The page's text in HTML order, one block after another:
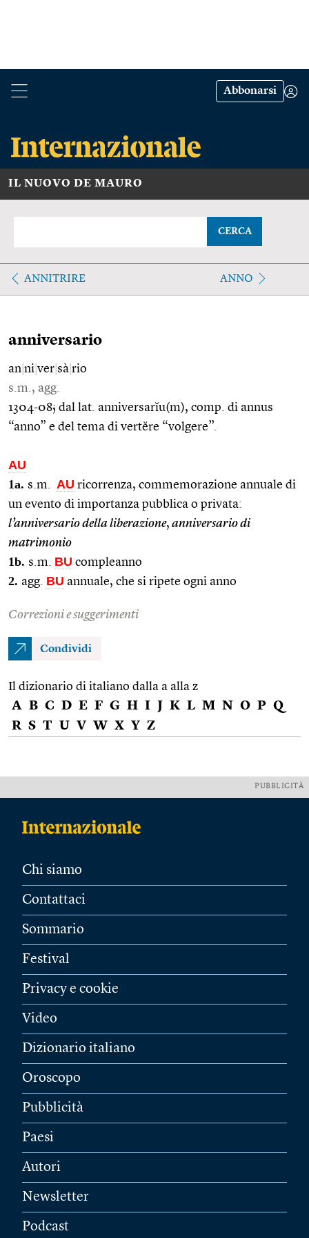
Abbonarsi
IL NUOVO DE MAURO
CERCA
ANNITRIRE ANNO
anniversario
an ni ver sà rio
s.m., agg.
1304-08; dal lat. anniversarĭu(m), comp. di annus
“anno” e del tema di vertĕre “volgere”.
AU
1a. s.m. AU ricorrenza, commemorazione annuale di
un evento di importanza pubblica o privata:
l’anniversario della liberazione, anniversario di
matrimonio
1b. s.m. BU compleanno
2. agg. BU annuale, che si ripete ogni anno
Correzioni e suggerimenti
Condividi
Il dizionario di italiano dalla a alla z
A B C D E F G H I J K L M N O P Q
R S T U V W X Y Z
PUBBLICITÀ
Chi siamo
Contattaci
Sommario
Festival
Privacy e cookie
Video
Dizionario italiano
Oroscopo
Pubblicità
Paesi
Autori
Newsletter
Podcast